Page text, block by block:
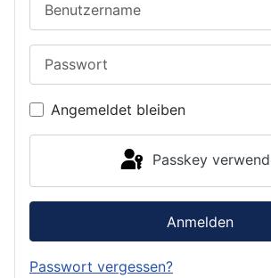
Angemeldet bleiben
Passkey
Anmelden
Passwort vergessen?